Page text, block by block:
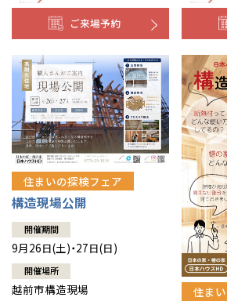
ご来場予約
住まいの探検フェア
構造現場公開
開催期間
9月26日(土)・27日(日)
開催場所
越前市構造現場 住ま